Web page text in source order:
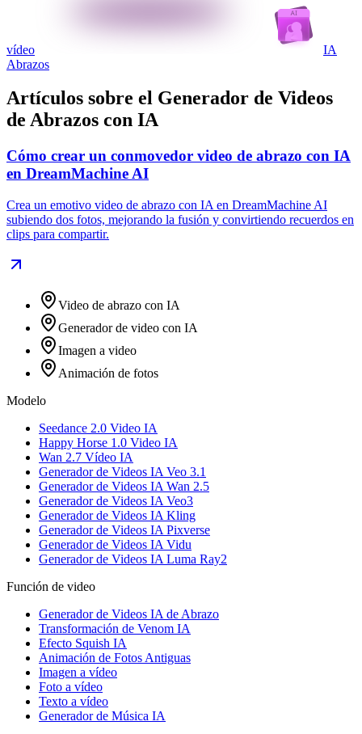
vídeo
IA
Abrazos
Artículos sobre el Generador de Videos
de Abrazos con IA
Cómo crear un conmovedor video de abrazo con IA
en DreamMachine AI
Crea un emotivo video de abrazo con IA en DreamMachine AI
subiendo dos fotos, mejorando la fusión y convirtiendo recuerdos en
clips para compartir.
Video de abrazo con IA
Generador de video con IA
Imagen a video
Animación de fotos
Modelo
Seedance 2.0 Video IA
Happy Horse 1.0 Video IA
Wan 2.7 Vídeo IA
Generador de Videos IA Veo 3.1
Generador de Videos IA Wan 2.5
Generador de Videos IA Veo3
Generador de Videos IA Kling
Generador de Videos IA Pixverse
Generador de Videos IA Vidu
Generador de Videos IA Luma Ray2
Función de video
Generador de Videos IA de Abrazo
Transformación de Venom IA
Efecto Squish IA
Animación de Fotos Antiguas
Imagen a vídeo
Foto a vídeo
Texto a vídeo
Generador de Música IA